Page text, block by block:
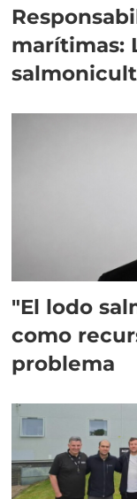
marítimas:
"El lodo
como
problema